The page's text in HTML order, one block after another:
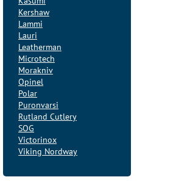
Kershaw
Lammi
Lauri
Leatherman
Microtech
Morakniv
Opinel
Polar
Puronvarsi
Rutland Cutlery
SOG
Victorinox
Viking Nordway